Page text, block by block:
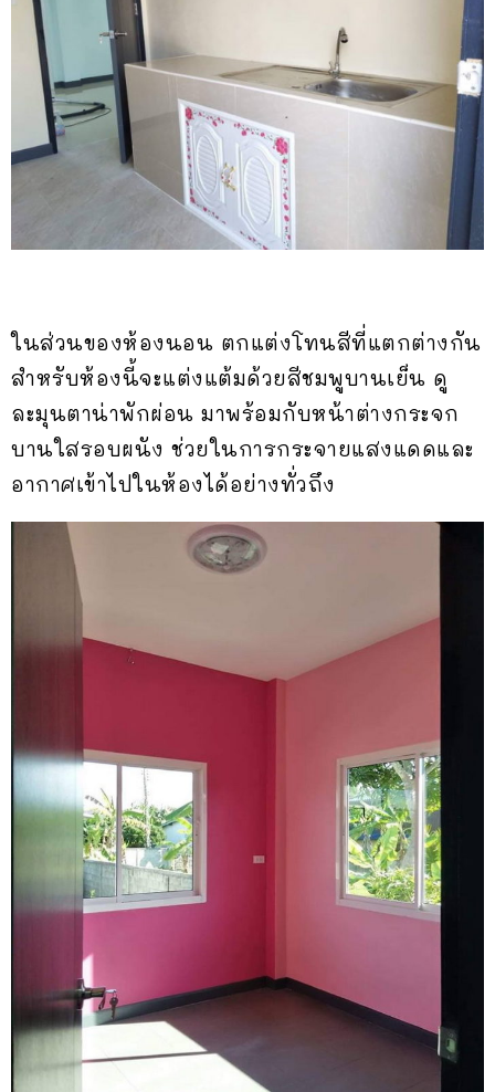
ในส่วนของห้องนอน ตกแต่งโทนสีที่แตกต่างกัน
สำหรับห้องนี้จะแต่งแต้มด้วยสีชมพูบานเย็น ดู
ละมุนตาน่าพักผ่อน มาพร้อมกับหน้าต่างกระจก
บานใสรอบผนัง ช่วยในการกระจายแสงแดดและ
อากาศเข้าไปในห้องได้อย่างทั่วถึง